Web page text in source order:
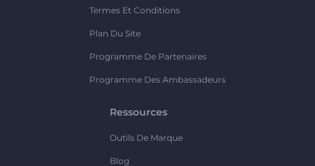
Termes Et Conditions
Plan Du Site
Programme De Partenaires
Programme Des Ambassadeurs
Ressources
Outils De Marque
Blog